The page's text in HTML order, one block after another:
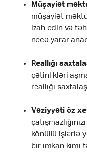
Müşayiət
müşayiət
izah edin və
necə
Reallığı
çətinlikləri
reallığı
Vəziyyəti öz
könüllü işlərlə
bir imkan kimi